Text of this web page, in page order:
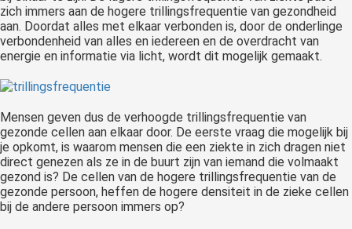
zich immers aan de hogere trillingsfrequentie van gezondheid
aan. Doordat alles met elkaar verbonden is, door de onderlinge
verbondenheid van alles en iedereen en de overdracht van
energie en informatie via licht, wordt dit mogelijk gemaakt.
Mensen geven dus de verhoogde trillingsfrequentie van
gezonde cellen aan elkaar door. De eerste vraag die mogelijk bij
je opkomt, is waarom mensen die een ziekte in zich dragen niet
direct genezen als ze in de buurt zijn van iemand die volmaakt
gezond is? De cellen van de hogere trillingsfrequentie van de
gezonde persoon, heffen de hogere densiteit in de zieke cellen
bij de andere persoon immers op?